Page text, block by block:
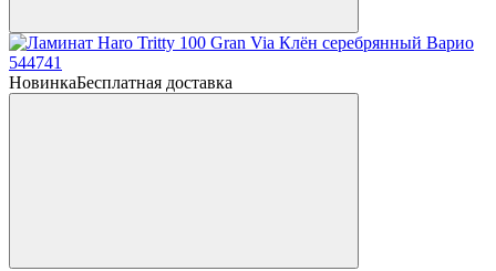
НовинкаБесплатная доставка